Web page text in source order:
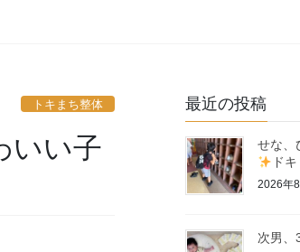
トキまち整体
いい子
最近の投稿
せな、
ド
2026年
次男、